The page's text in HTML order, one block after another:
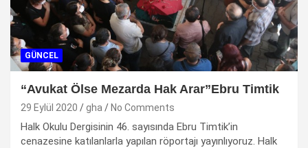
GÜNCEL
“Avukat Ölse Mezarda Hak Arar”Ebru Timtik
29 Eylül 2020 gha No Comments
Halk Okulu Dergisinin 46. sayısında Ebru Timtik’in
cenazesine katılanlarla yapılan röportajı yayınlıyoruz. Halk